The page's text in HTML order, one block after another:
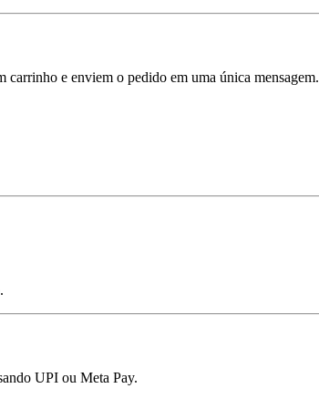
carrinho e enviem o pedido em uma única mensagem.
UPI ou Meta Pay.